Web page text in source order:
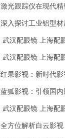
激光跟踪仪在现代精
深入探讨工业铝型材厂家在现
武汉配眼镜 上海配
武汉配眼镜 上海配
红果影视：新时代影视
蓝狐影视：引领国内影视内
武汉配眼镜 上海配
全方位解析白云影视：